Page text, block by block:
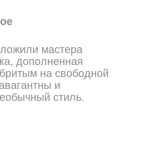
мастера
дополненная
на свободной
и
стиль.